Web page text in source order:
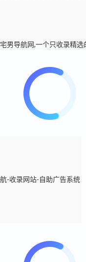
宅男导航网,一个只收录精选
航-收录网站-自助广告系统